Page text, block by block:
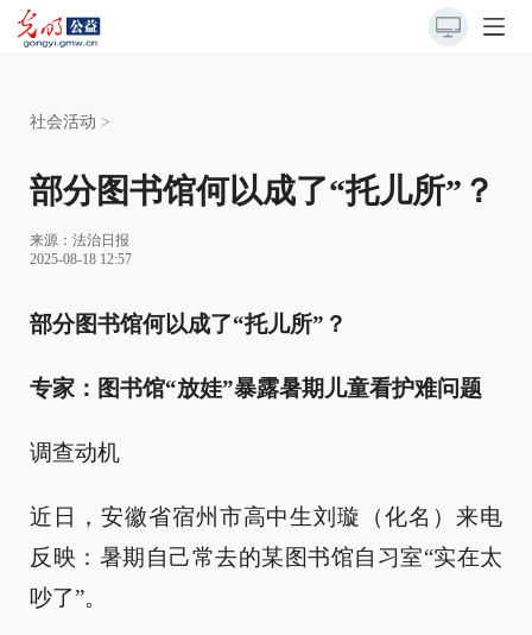
社会活动 >
部分图书馆何以成了“托儿所”？
来源： 法治日报
2025-08-18 12:57
部分图书馆何以成了“托儿所”？
专家：图书馆“放娃”暴露暑期儿童看护难问题
调查动机
近日，安徽省宿州市高中生刘璇（化名）来电
反映：暑期自己常去的某图书馆自习室“实在太
吵了”。